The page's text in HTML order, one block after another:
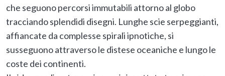
che seguono percorsi immutabili attorno al globo
tracciando splendidi disegni. Lunghe scie serpeggianti,
affiancate da complesse spirali ipnotiche, si
susseguono attraverso le distese oceaniche e lungo le
coste dei continenti.